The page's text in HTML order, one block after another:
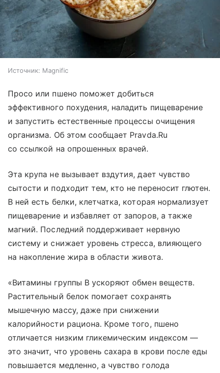
Источник: Magnific
Просо или пшено поможет добиться
эффективного похудения, наладить пищеварение
и запустить естественные процессы очищения
организма. Об этом сообщает Pravda.Ru
со ссылкой на опрошенных врачей.
Эта крупа не вызывает вздутия, дает чувство
сытости и подходит тем, кто не переносит глютен.
В ней есть белки, клетчатка, которая нормализует
пищеварение и избавляет от запоров, а также
магний. Последний поддерживает нервную
систему и снижает уровень стресса, влияющего
на накопление жира в области живота.
«Витамины группы B ускоряют обмен веществ.
Растительный белок помогает сохранять
мышечную массу, даже при снижении
калорийности рациона. Кроме того, пшено
отличается низким гликемическим индексом —
это значит, что уровень сахара в крови после еды
повышается медленно, а чувство голода